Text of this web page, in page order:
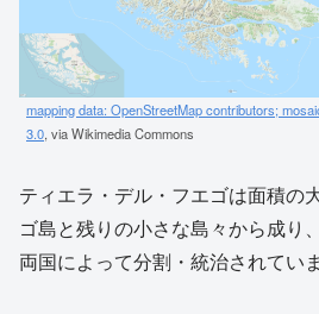
mapping data: OpenStreetMap contributors;
3.0, via Wikimedia Commons
ティエラ・デル・フエゴは面積の
ゴ島と残りの小さな島々から成り
両国によって分割・統治されていま